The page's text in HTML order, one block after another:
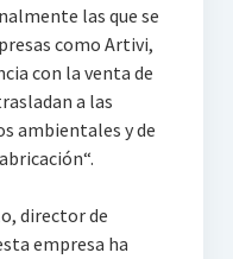
las que se
como Artivi,
con la venta de
a las
ambientales y de
director de
empresa ha